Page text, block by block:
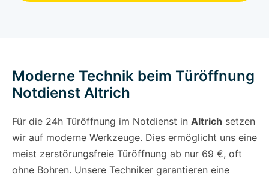
Moderne Technik beim Türöffnung
Notdienst Altrich
Für die 24h Türöffnung im Notdienst in Altrich setzen
wir auf moderne Werkzeuge. Dies ermöglicht uns eine
meist zerstörungsfreie Türöffnung ab nur 69 €, oft
ohne Bohren. Unsere Techniker garantieren eine